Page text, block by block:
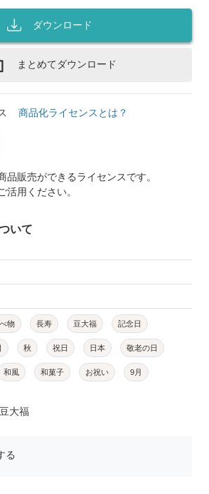
ダウンロード
まとめてダウンロード
商品化ライセンスとは？
品販売ができるライセンスです。
活用ください。
いて
物 長寿 豆大福 記念日
秋 祝日 日本 敬老の日
和風 和菓子 お祝い 9月
豆大福
る